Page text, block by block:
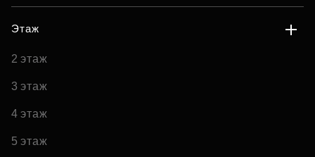
Этаж
2 этаж
3 этаж
4 этаж
5 этаж